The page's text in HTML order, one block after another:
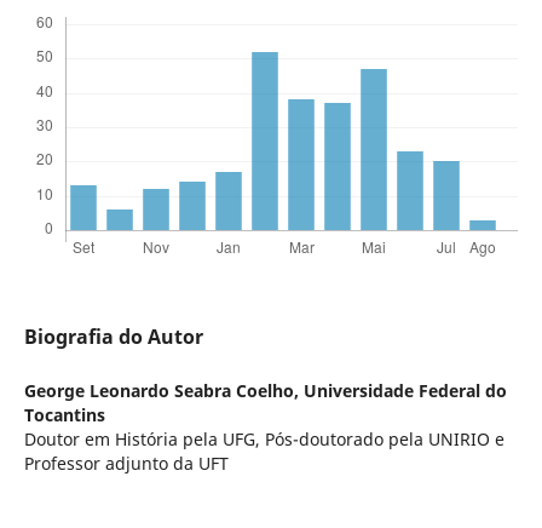
Biografia do Autor
George Leonardo Seabra Coelho, Universidade Federal do
Tocantins
Doutor em História pela UFG, Pós-doutorado pela UNIRIO e
Professor adjunto da UFT